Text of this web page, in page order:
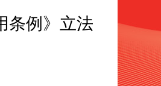
条例》立法